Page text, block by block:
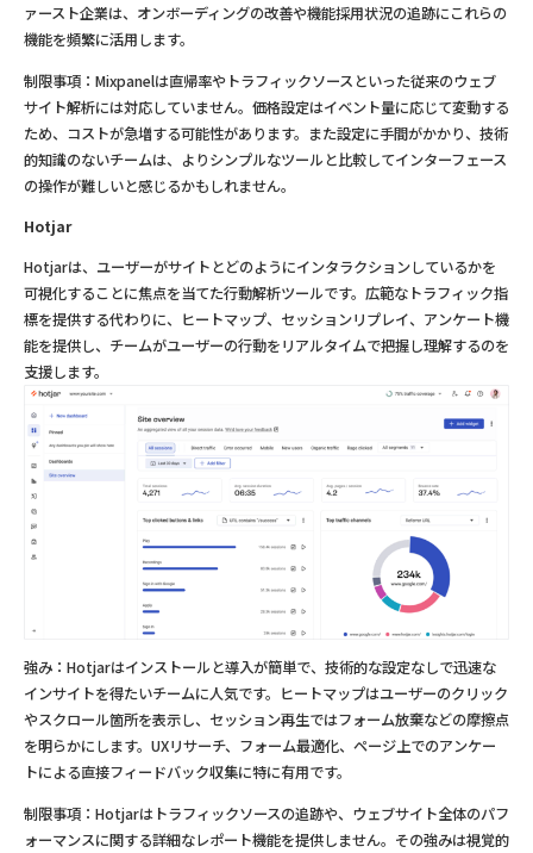
ァースト企業は、オンボーディングの改善や機能採用状況の追跡にこれらの
機能を頻繁に活用します。
制限事項：Mixpanelは直帰率やトラフィックソースといった従来のウェブ
サイト解析には対応していません。価格設定はイベント量に応じて変動する
ため、コストが急増する可能性があります。また設定に手間がかかり、技術
的知識のないチームは、よりシンプルなツールと比較してインターフェース
の操作が難しいと感じるかもしれません。
Hotjar
Hotjarは、ユーザーがサイトとどのようにインタラクションしているかを
可視化することに焦点を当てた行動解析ツールです。広範なトラフィック指
標を提供する代わりに、ヒートマップ、セッションリプレイ、アンケート機
能を提供し、チームがユーザーの行動をリアルタイムで把握し理解するのを
支援します。
強み：Hotjarはインストールと導入が簡単で、技術的な設定なしで迅速な
インサイトを得たいチームに人気です。ヒートマップはユーザーのクリック
やスクロール箇所を表示し、セッション再生ではフォーム放棄などの摩擦点
を明らかにします。UXリサーチ、フォーム最適化、ページ上でのアンケー
トによる直接フィードバック収集に特に有用です。
制限事項：Hotjarはトラフィックソースの追跡や、ウェブサイト全体のパフ
ォーマンスに関する詳細なレポート機能を提供しません。その強みは視覚的